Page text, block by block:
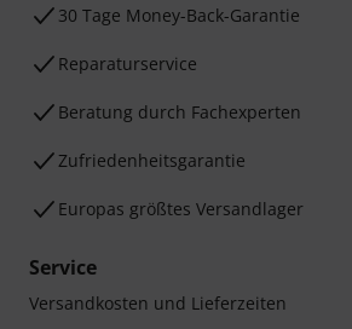
30 Tage Money-Back-Garantie
Reparaturservice
Beratung durch Fachexperten
Zufriedenheitsgarantie
Europas größtes Versandlager
Service
Versandkosten und Lieferzeiten